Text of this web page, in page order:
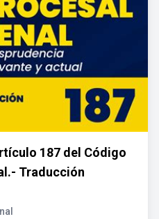
187 del Código
Traducción